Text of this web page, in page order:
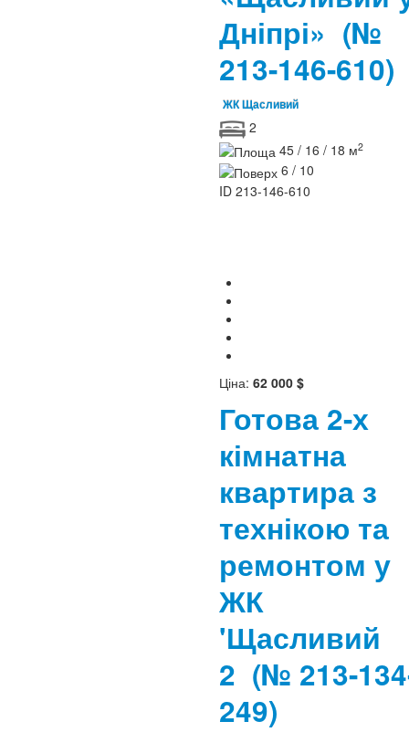
Дніпрі» (№
213-146-610)
ЖК Щасливий
2
45 / 16 / 18 м2
6 / 10
ID 213-146-610
Ціна: 62 000 $
Готова 2-х
кімнатна
квартира з
технікою та
ремонтом у
ЖК
'Щасливий
2 (№ 213-
249)